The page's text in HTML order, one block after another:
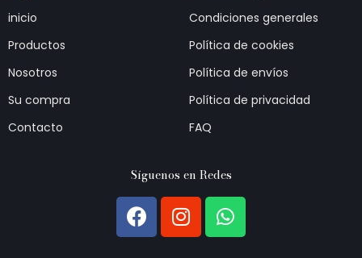
inicio
Productos
Nosotros
Su compra
Contacto
Condiciones generales
Política de cookies
Política de envíos
Política de privacidad
FAQ
Síguenos en Redes